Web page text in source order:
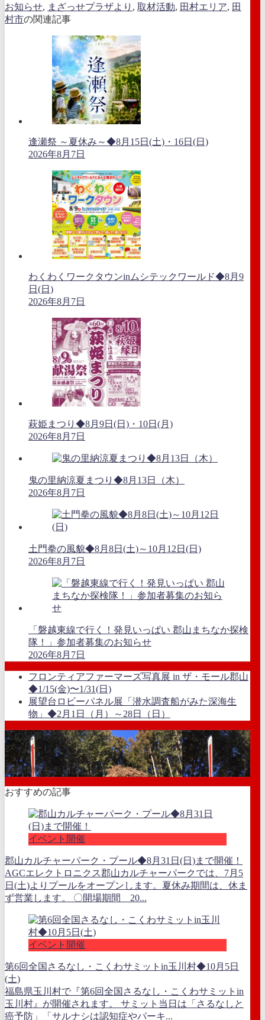
お知らせ, まざっせプラザより , 取材活動, 田村エリア, 田
村市の関連記事
逢瀬祭 ～夏休み～◆8月15日(土)・16日(日)
2026年8月7日
わくわくワークタウンinムシテックワールド◆8月9
日(日)
2026年8月7日
萩姫まつり◆8月9日(日)・10日(月)
2026年8月7日
鬼の里納涼夏まつり◆8月13日（木）
2026年8月7日
土門拳の風貌◆8月8日(土)～10月12日(日)
2026年8月7日
「磐越東線で行く！発見いっぱい 郡山まちなか探検
隊！」参加者募集のお知らせ
2026年8月7日
フロンティアファーマーズ写真展 in ザ・モール郡山
◆1/15(金)〜1/31(日)
展望台ロビーパネル展「潜水調査船がみた深海生
物」◆2月1日（月）～28日（日）
この記事が気に入ったら
フォローしよう
最新情報をお届けします
おすすめの記事
イベント開催
郡山カルチャーパーク・プール◆8月31日(日)まで開催！
AGCエレクトロニクス郡山カルチャーパークでは、7月5
日(土)よりプールをオープンします。夏休み期間は、休ま
ず営業します。 〇開場期間 20...
イベント開催
第6回全国さるなし・こくわサミットin玉川村◆10月5日
(土)
福島県玉川村で『第6回全国さるなし・こくわサミットin
玉川村』が開催されます。 サミット当日は「さるなしと
癌予防」「サルナシは認知症やパーキ...